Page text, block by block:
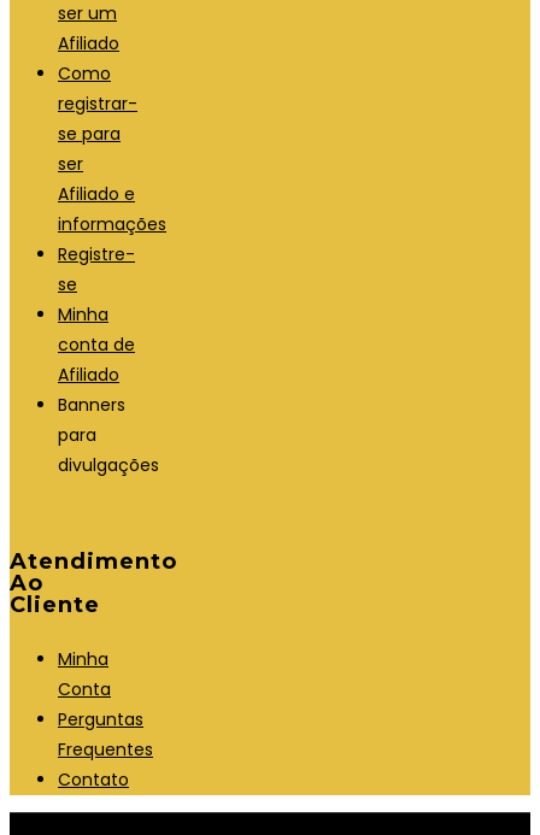
ser um
Afiliado
Como
registrar-
se para
ser
Afiliado e
informações
Registre-
se
Minha
conta de
Afiliado
Banners
para
divulgações
Atendimento
Ao
Cliente
Minha
Conta
Perguntas
Frequentes
Contato